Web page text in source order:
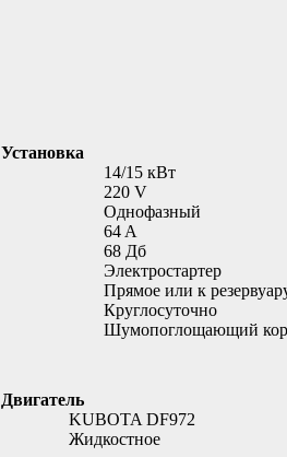
Установка
14/15 кВт
220 V
Однофазный
64 A
68 Дб
Электростартер
Прямое или к
Круглосуточно
Шумопоглощающий
Двигатель
KUBOTA DF972
Жидкостное